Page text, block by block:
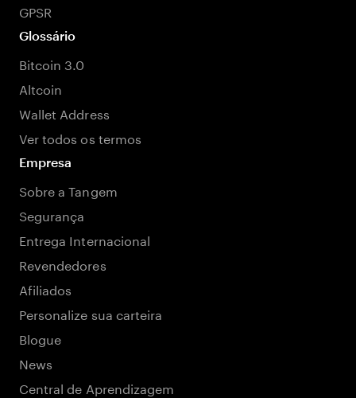
GPSR
Glossário
Bitcoin 3.0
Altcoin
Wallet Address
Ver todos os termos
Empresa
Sobre a Tangem
Segurança
Entrega Internacional
Revendedores
Afiliados
Personalize sua carteira
Blogue
News
Central de Aprendizagem